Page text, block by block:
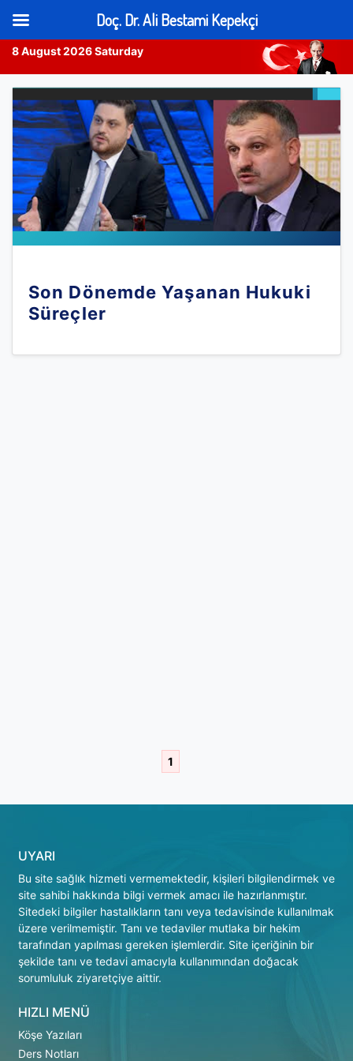
8 August 2026 Saturday
content
Son Dönemde Yaşanan Hukuki
Süreçler
1
UYARI
Bu site sağlık hizmeti vermemektedir, kişileri bilgilendirmek ve
site sahibi hakkında bilgi vermek amacı ile hazırlanmıştır.
Sitedeki bilgiler hastalıkların tanı veya tedavisinde kullanılmak
üzere verilmemiştir. Tanı ve tedaviler mutlaka bir hekim
tarafından yapılması gereken işlemlerdir. Site içeriğinin bir
şekilde tanı ve tedavi amacıyla kullanımından doğacak
sorumluluk ziyaretçiye aittir.
HIZLI MENÜ
Köşe Yazıları
Ders Notları
Doç. Dr. Ali Bestami Kepekçi